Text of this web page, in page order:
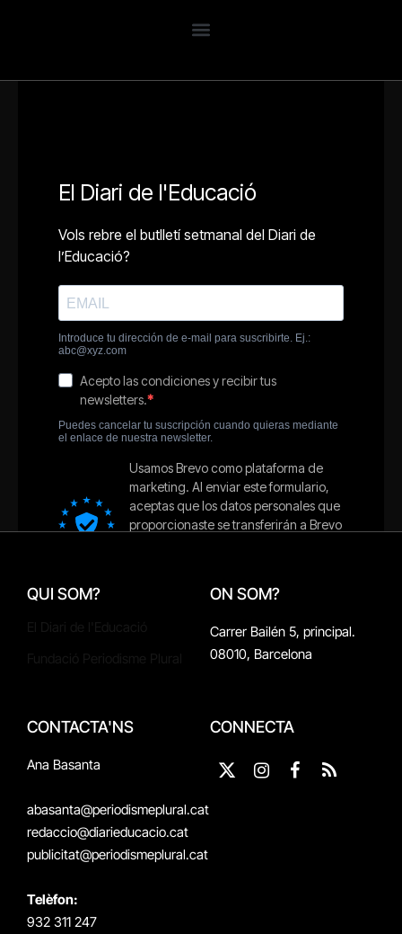
QUI SOM? ON SOM?
Carrer Bailén 5, principal.
08010, Barcelona
CONTACTA'NS
Ana Basanta
abasanta@periodismeplural.cat
redaccio@diarieducacio.cat
publicitat@periodismeplural.cat
Telèfon:
932 311 247
CONNECTA
X
InstagramFacebook
RSS